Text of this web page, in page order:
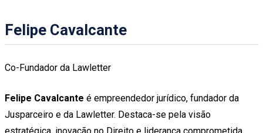
Felipe Cavalcante
Co-Fundador da Lawletter
Felipe Cavalcante é empreendedor jurídico, fundador da
Jusparceiro e da Lawletter. Destaca-se pela visão